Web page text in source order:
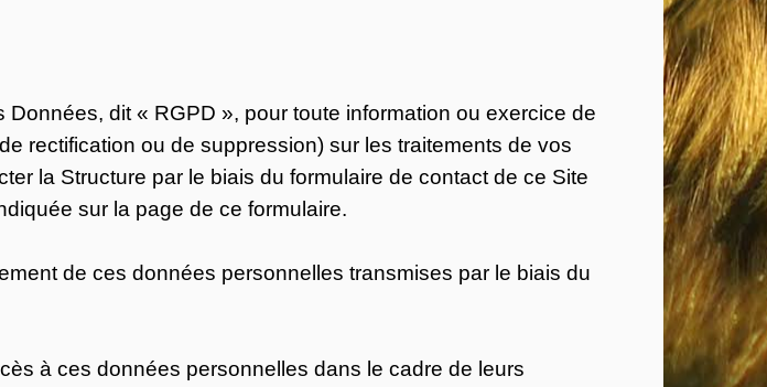
dit « RGPD », pour toute information ou exercice de
rectification ou de suppression) sur les traitements de vos
la Structure par le biais du formulaire de contact de ce Site
sur la page de ce formulaire.
de ces données personnelles transmises par le biais du
à ces données personnelles dans le cadre de leurs